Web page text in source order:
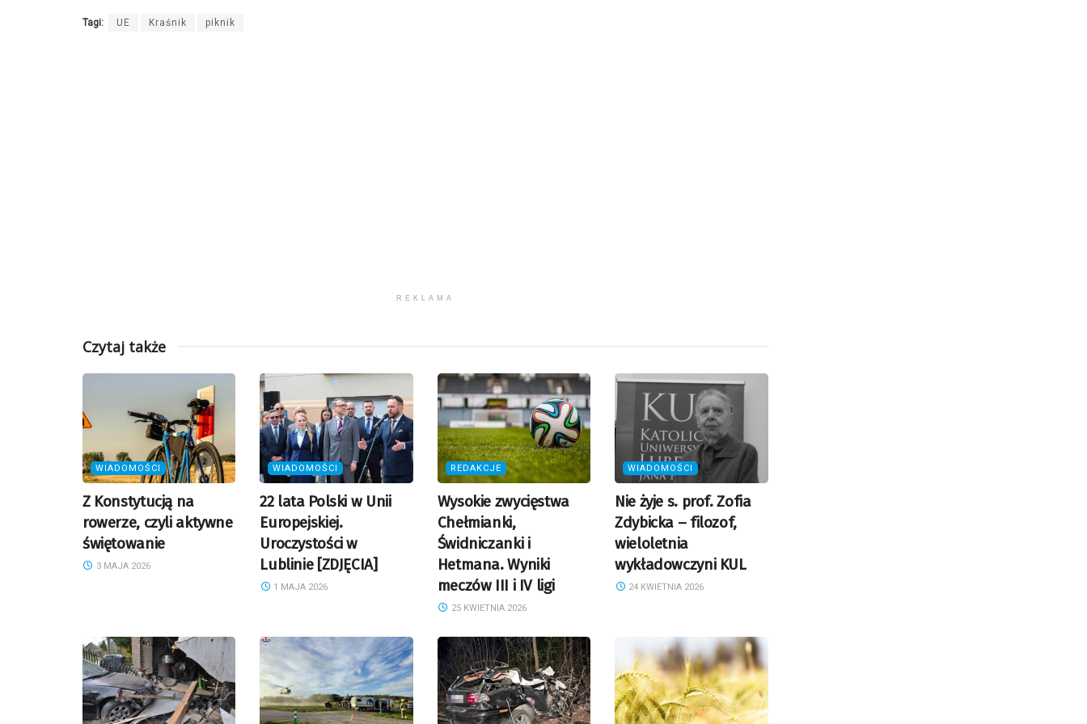
Tagi: UE Kraśnik piknik
REKLAMA
Czytaj także
WIADOMOŚCI
Z Konstytucją na
rowerze, czyli aktywne
świętowanie
3 MAJA 2026
WIADOMOŚCI
22 lata Polski w Unii
Europejskiej.
Uroczystości w
Lublinie [ZDJĘCIA]
1 MAJA 2026
REDAKCJE
Wysokie zwycięstwa
Chełmianki,
Świdniczanki i
Hetmana. Wyniki
meczów III i IV ligi
25 KWIETNIA 2026
WIADOMOŚCI
Nie żyje s. prof. Zofia
Zdybicka – filozof,
wieloletnia
wykładowczyni KUL
24 KWIETNIA 2026